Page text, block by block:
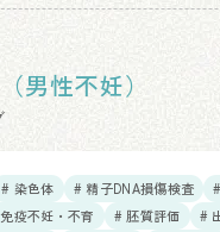
男性不妊）
# 染色体 # 精子DNA損傷検査
疫不妊・不育 # 胚質評価
#